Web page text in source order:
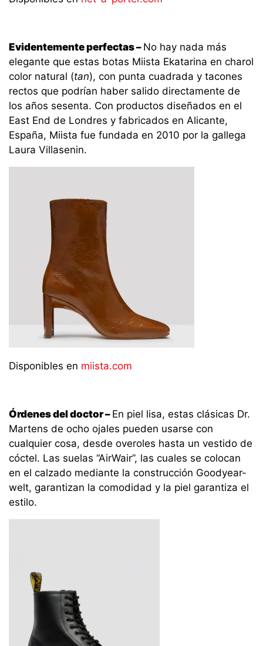
Evidentemente perfectas – No hay nada más
elegante que estas botas Miista Ekatarina en charol
color natural (tan), con punta cuadrada y tacones
rectos que podrían haber salido directamente de
los años sesenta. Con productos diseñados en el
East End de Londres y fabricados en Alicante,
España, Miista fue fundada en 2010 por la gallega
Laura Villasenin.
Disponibles en miista.com
Órdenes del doctor – En piel lisa, estas clásicas Dr.
Martens de ocho ojales pueden usarse con
cualquier cosa, desde overoles hasta un vestido de
cóctel. Las suelas “AirWair”, las cuales se colocan
en el calzado mediante la construcción Goodyear-
welt, garantizan la comodidad y la piel garantiza el
estilo.